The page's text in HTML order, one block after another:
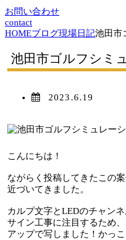
お問い合わせ
contact
HOMEブログ現場日記池田市
池田市ゴルフシミ
2023.6.19
こんにちは！
ながらく投稿してきたこの
近づいてきました。
カルプ文字とLEDのチャンネ
サイン工事に注目するため
アップで写しました！かっこ